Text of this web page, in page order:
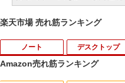
楽天市場 売れ筋ランキング
ノート デスクトップ
Amazon売れ筋ランキング